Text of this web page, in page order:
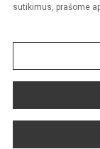
sutikimus, prašome
Sumanus